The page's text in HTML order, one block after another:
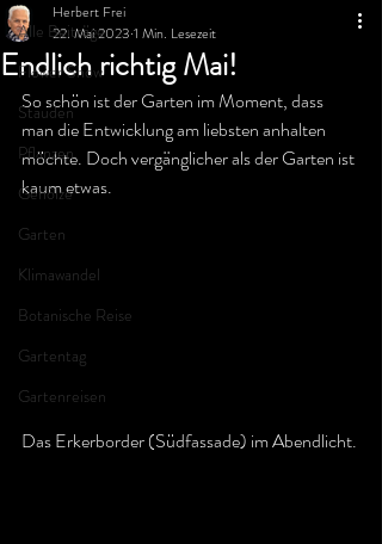
Alle Beiträge
Flower Show
Stauden
Pflanzen
Gehölze
Garten
Klimawandel
Botanische Reise
Gartentag
Gartenreisen
Endlich richtig Mai!
Herbert Frei
22. Mai 2023 1 Min. Lesezeit
So schön ist der Garten im Moment, dass
man die Entwicklung am liebsten anhalten
möchte. Doch vergänglicher als der Garten ist
kaum etwas.
Das Erkerborder (Südfassade) im Abendlicht.